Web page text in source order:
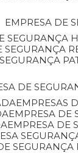
EMPRESA DE
SEGURANÇA
SEGURANÇA
SEGURANÇA
DE
EMPRESAS
EMPRESA
EMPRESA